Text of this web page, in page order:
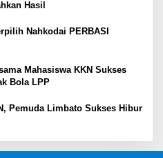
Hasil
Nahkodai PERBASI
Mahasiswa KKN Sukses
Bola LPP
Pemuda Limbato Sukses Hibur